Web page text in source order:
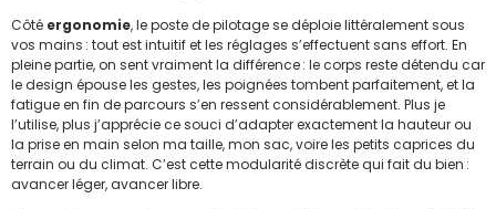
Côté ergonomie, le poste de pilotage se déploie littéralement sous
vos mains : tout est intuitif et les réglages s’effectuent sans effort. En
pleine partie, on sent vraiment la différence : le corps reste détendu car
le design épouse les gestes, les poignées tombent parfaitement, et la
fatigue en fin de parcours s’en ressent considérablement. Plus je
l’utilise, plus j’apprécie ce souci d’adapter exactement la hauteur ou
la prise en main selon ma taille, mon sac, voire les petits caprices du
terrain ou du climat. C’est cette modularité discrète qui fait du bien :
avancer léger, avancer libre.